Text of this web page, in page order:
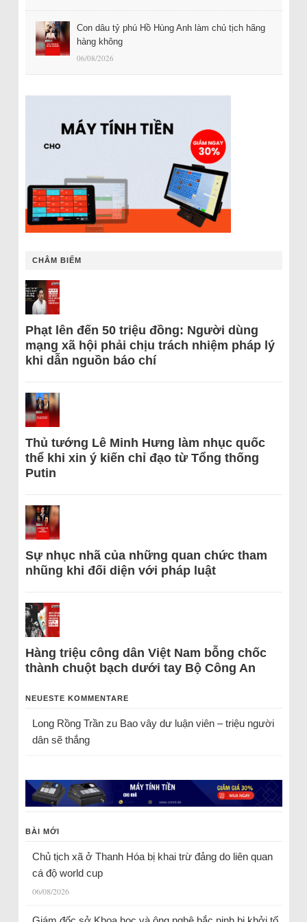
Con dâu tỷ phú Hồ Hùng Anh làm chủ tịch hãng
hàng không
06/08/2026
CHÂM BIẾM
Phạt lên đến 50 triệu đồng: Người dùng
mạng xã hội phải chịu trách nhiệm pháp lý
khi dẫn nguồn báo chí
Thủ tướng Lê Minh Hưng làm nhục quốc
thể khi xin ý kiến chỉ đạo từ Tổng thống
Putin
Sự nhục nhã của những quan chức tham
nhũng khi đối diện với pháp luật
Hàng triệu công dân Việt Nam bỗng chốc
thành chuột bạch dưới tay Bộ Công An
NEUESTE KOMMENTARE
Long Rồng Trầnzu Bao vây dư luận viên – triệu người
dân sẽ thắng
BÀI MỚI
Chủ tịch xã ở Thanh Hóa bị khai trừ đảng do liên quan
cá độ world cup
06/08/2026